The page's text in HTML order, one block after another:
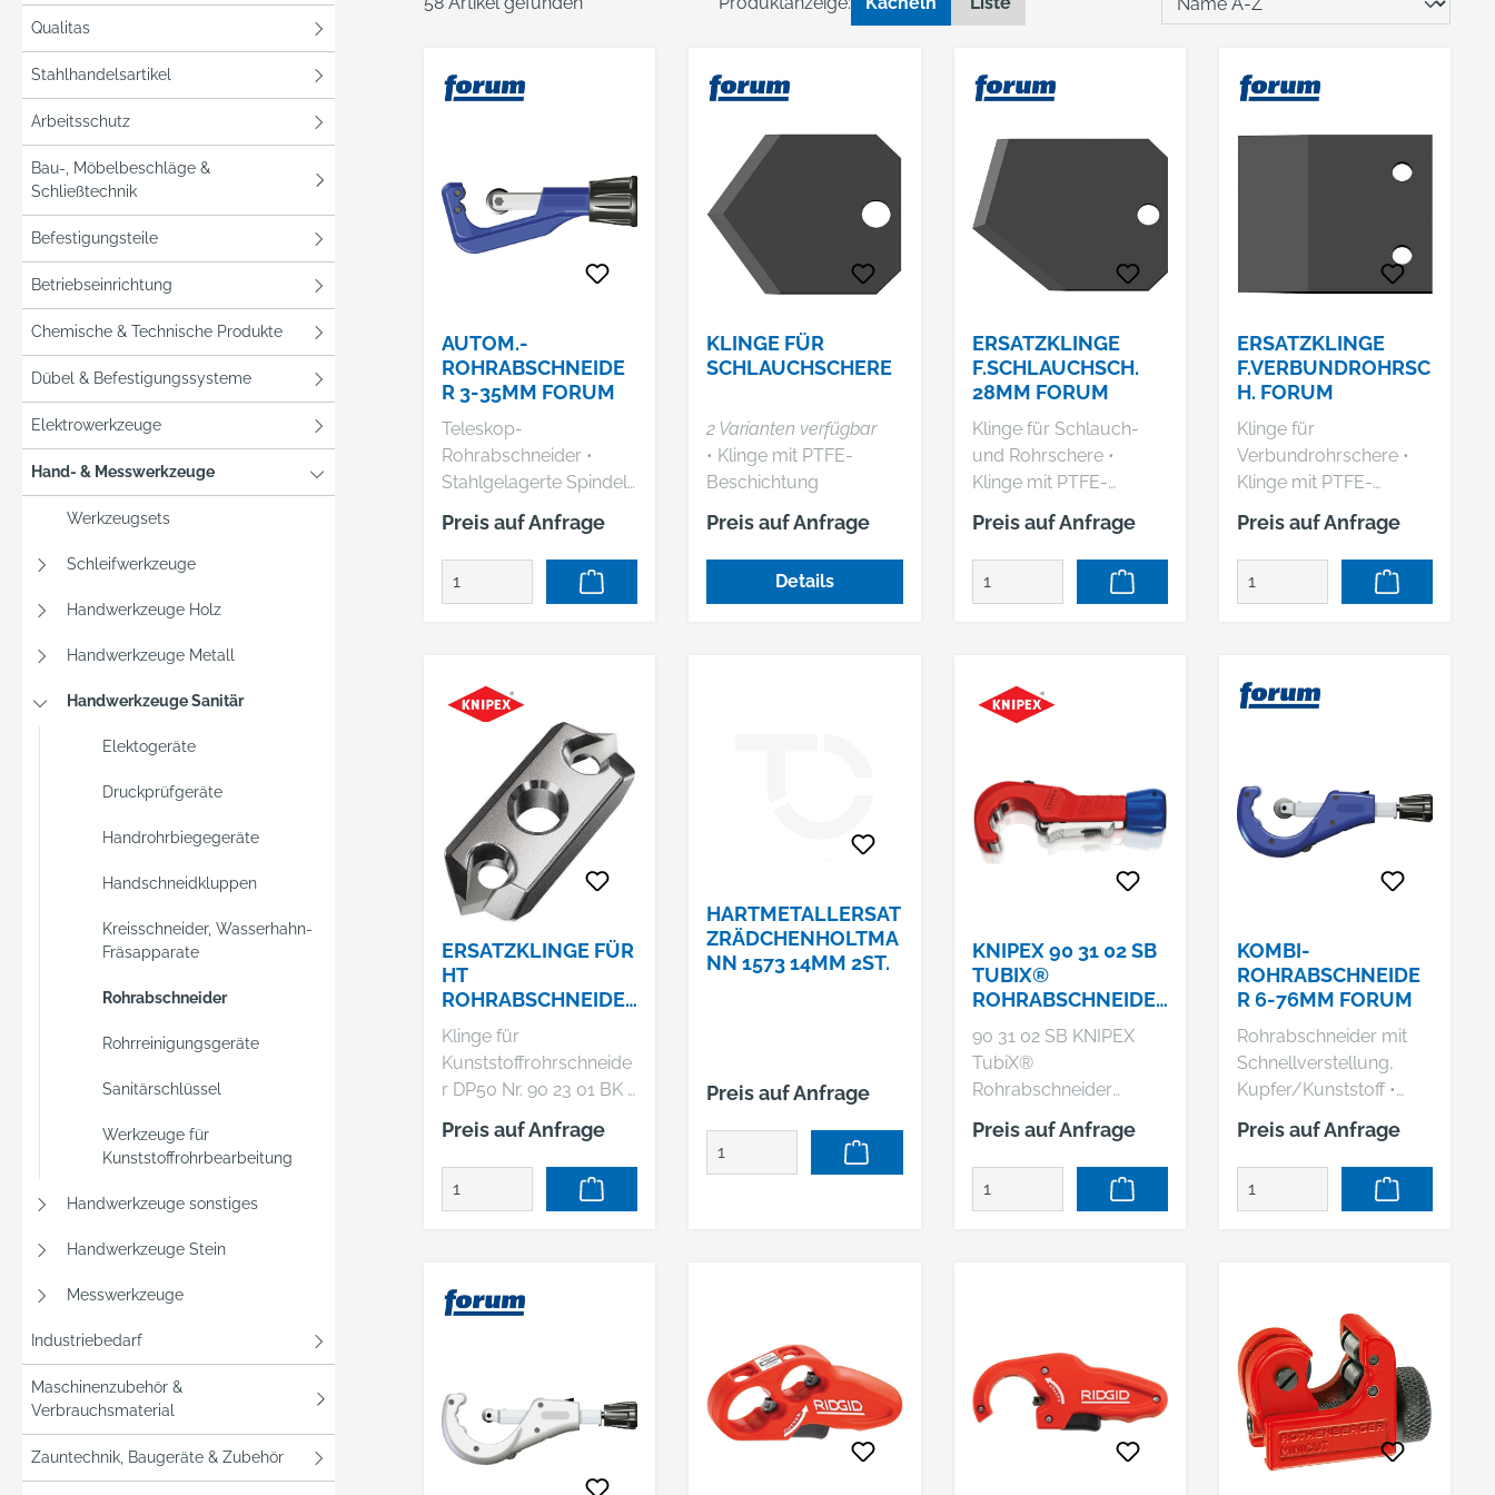
Qualitas
Stahlhandelsartikel
Arbeitsschutz
Bau-, Möbelbeschläge &
Schließtechnik
Befestigungsteile
Betriebseinrichtung
Chemische & Technische Produkte
Dübel & Befestigungssysteme
Elektrowerkzeuge
Hand- & Messwerkzeuge
Werkzeugsets
Schleifwerkzeuge
Handwerkzeuge Holz
Handwerkzeuge Metall
Handwerkzeuge Sanitär
Elektogeräte
Druckprüfgeräte
Handrohrbiegegeräte
Handschneidkluppen
Kreisschneider, Wasserhahn-
Fräsapparate
Rohrabschneider
Rohrreinigungsgeräte
Sanitärschlüssel
Werkzeuge für
Kunststoffrohrbearbeitung
Handwerkzeuge sonstiges
Handwerkzeuge Stein
Messwerkzeuge
Industriebedarf
Maschinenzubehör &
Verbrauchsmaterial
Zauntechnik, Baugeräte & Zubehör
AUTOM.-
ROHRABSCHNEIDE
R 3-35MM FORUM
Teleskop-
Rohrabschneider •
Stahlgelagerte Spindel
• 2 Führungsrollen mit
Einstich • ICS-System
(Schneidrad-
Schnellwechsel-
Schneiden von Kupfer-,
Messing-, Aluminium-
sowie dünnwandigen
Stahlrohren Hersteller:
Einkaufsbüro
Deutscher Eisenhändler
GmbH, EDE Platz 1,
42389 Wuppertal, DE,
+4920260960,
Preis auf Anfrage
KLINGE FÜR
SCHLAUCHSCHERE
2 Varianten verfügbar
• Klinge mit PTFE-
Beschichtung
Preis auf Anfrage
Details
ERSATZKLINGE
F.SCHLAUCHSCH.
28MM FORUM
Klinge für Schlauch-
und Rohrschere •
Klinge mit PTFE-
Beschichtung
Hersteller:
Einkaufsbüro
Deutscher Eisenhändler
webkontakt@ede.de
Preis auf Anfrage
ERSATZKLINGE
F.VERBUNDROHRSC
H. FORUM
Klinge für
Verbundrohrschere •
Klinge mit PTFE-
Beschichtung
Hersteller:
Einkaufsbüro
Deutscher Eisenhändler
webkontakt@ede.de
Preis auf Anfrage
ERSATZKLINGE FÜR
HT
ROHRABSCHNEIDE
R KNIPEX
Klinge für
Kunststoffrohrschneide
r DP50 Nr. 90 23 01 BK •
Hersteller: KNIPEX-
Werk C. Gustav Putsch
KG, Oberkamper Str. 13,
Preis auf Anfrage
HARTMETALLERSAT
ZRÄDCHENHOLTMA
NN 1573 14MM 2ST.
Preis auf Anfrage
KNIPEX 90 31 02 SB
TUBIX®
ROHRABSCHNEIDE
R 180 MM 1 SB-
KARTE/BLISTER
90 31 02 SB KNIPEX
TubiX®
Rohrabschneider
Schnellfixierung:
selbstständiges Halten
und Klemmen am Rohr.
durch hochwertige
Nadellager am
abgefederten
Schneidrad und in den
Preis auf Anfrage
KOMBI-
ROHRABSCHNEIDE
R 6-76MM FORUM
Rohrabschneider mit
Schnellverstellung,
Kupfer/Kunststoff •
Spindel durch
Tastendruck • 4
Führungsrollen für
herausnehmbarer
Innenentgrater •
Druckregulierung
durch Drehknauf •
Schneidrad zum
Trennen von Kunststoff
Preis auf Anfrage